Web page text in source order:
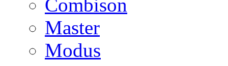
Combison
Master
Modus